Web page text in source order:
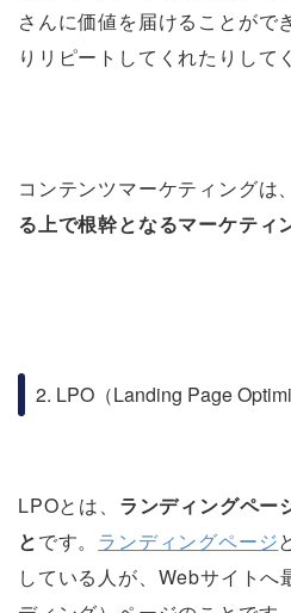
さんに価値を届けることがで
りリピートしてくれたりして
コンテンツマーケティングは
る上で根幹となるマーケティ
2. LPO（Landing Page
LPOとは、 ランディングペー
とです。 ランディングページ
している人が、Webサイトへ